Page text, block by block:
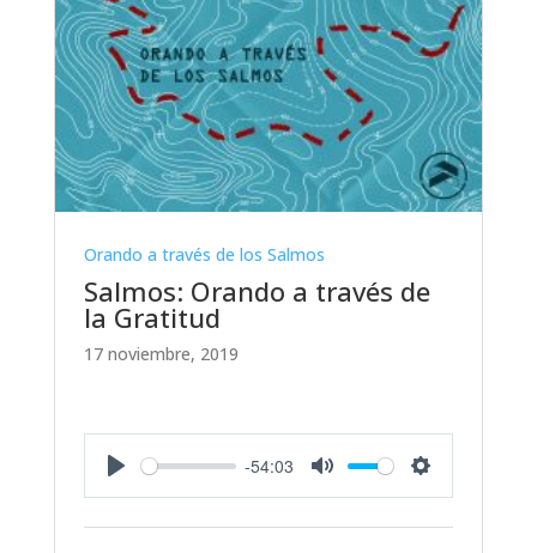
Orando a través de los Salmos
Salmos: Orando a través de
la Gratitud
17 noviembre, 2019
-54:03